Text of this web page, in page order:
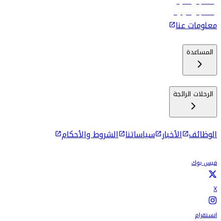
رحلات إلى كولومبو
معلومات عنا
المساعدة
الرحلات الرائجة
الوظائف الأخبار سياساتنا الشروط والأحكام
فيس بوك
X
انستقرام